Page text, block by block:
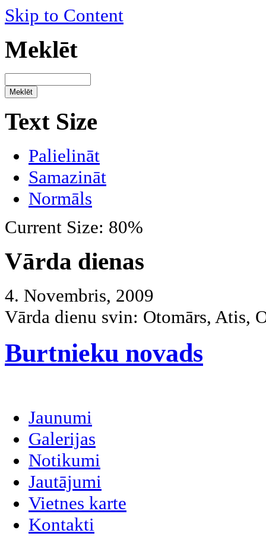
Skip to Content
Meklēt
Text Size
Palielināt
Samazināt
Normāls
Current Size: 80%
Vārda dienas
4. Novembris, 2009
Vārda dienu svin: Otomārs, Atis,
Burtnieku novads
Jaunumi
Galerijas
Notikumi
Jautājumi
Vietnes karte
Kontakti